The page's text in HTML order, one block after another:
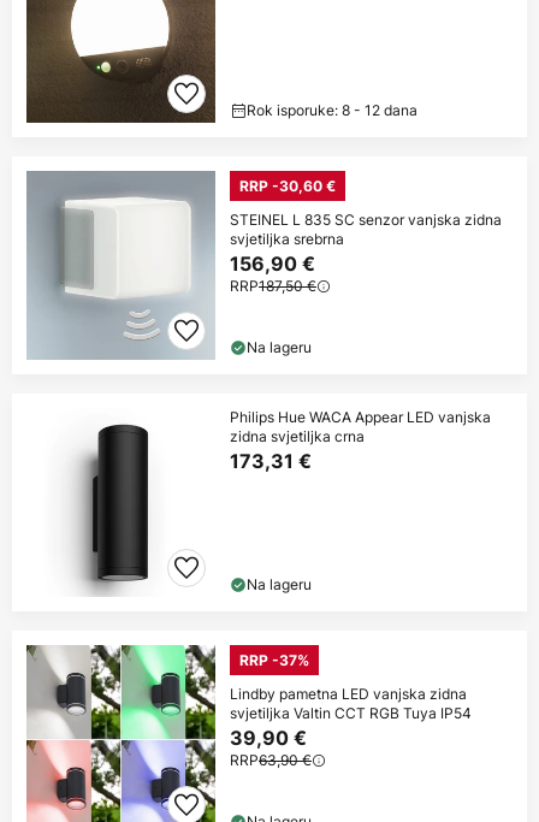
Rok isporuke: 8 - 12 dana
RRP -30,60 €
STEINEL L 835 SC senzor vanjska zidna
svjetiljka srebrna
156,90 €
RRP187,50 €
Na lageru
Philips Hue WACA Appear LED vanjska
zidna svjetiljka crna
173,31 €
Na lageru
RRP -37%
Lindby pametna LED vanjska zidna
svjetiljka Valtin CCT RGB Tuya IP54
39,90 €
RRP63,90 €